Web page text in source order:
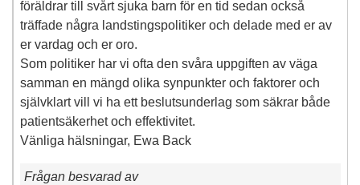
föräldrar till svårt sjuka barn för en tid sedan också
träffade några landstingspolitiker och delade med er av
er vardag och er oro.
Som politiker har vi ofta den svåra uppgiften av väga
samman en mängd olika synpunkter och faktorer och
självklart vill vi ha ett beslutsunderlag som säkrar både
patientsäkerhet och effektivitet.
Vänliga hälsningar, Ewa Back
Frågan besvarad av